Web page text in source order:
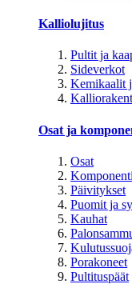
Kalliolujitus
Pultit ja
Sideverkot
Kemikaalit
Osat ja
Osat
Päivitykset
Puomit ja
Kauhat
Porakoneet
Pultituspäät